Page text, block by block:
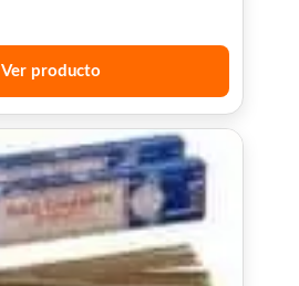
Ver producto